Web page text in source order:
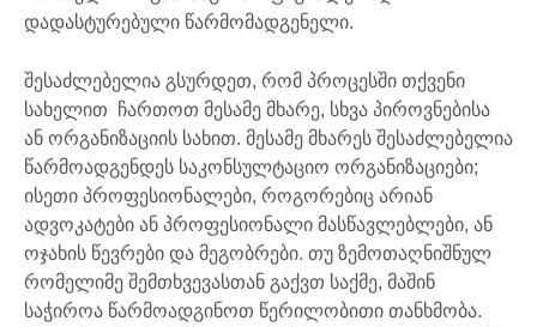
დადასტურებული წარმომადგენელი.
შესაძლებელია გსურდეთ, რომ პროცესში თქვენი
სახელით ჩართოთ მესამე მხარე, სხვა პიროვნებისა
ან ორგანიზაციის სახით. მესამე მხარეს შესაძლებელია
წარმოადგენდეს საკონსულტაციო ორგანიზაციები;
ისეთი პროფესიონალები, როგორებიც არიან
ადვოკატები ან პროფესიონალი მასწავლებლები, ან
ოჯახის წევრები და მეგობრები. თუ ზემოთაღნიშნულ
რომელიმე შემთხვევასთან გაქვთ საქმე, მაშინ
საჭიროა წარმოადგინოთ წერილობითი თანხმობა.